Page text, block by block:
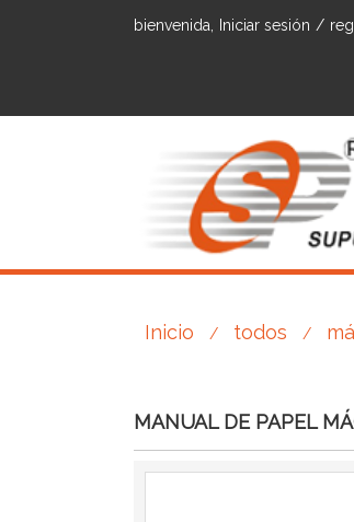
bienvenida, Iniciar sesión /
Inicio / todos /
MANUAL DE PAPEL